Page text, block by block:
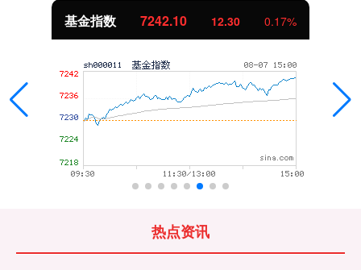
基金指数 7242.10 12.30 0.17%
热点资讯